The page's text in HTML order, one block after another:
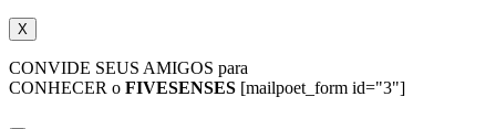
X
CONVIDE SEUS AMIGOS para
CONHECER o FIVESENSES [mailpoet_form id="3"]